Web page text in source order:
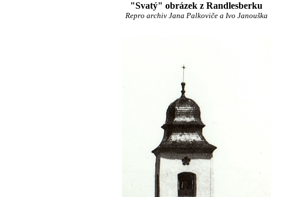
"Svatý" obrázek z Randlesberku
Repro archiv Jana Palkoviče a Ivo Janouška